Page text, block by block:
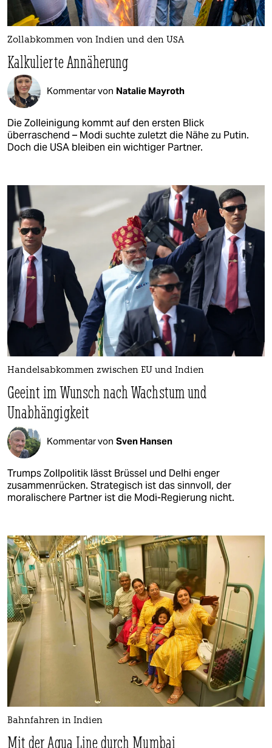
Zollabkommen von Indien und den USA
Kalkulierte Annäherung
Kommentar von Natalie Mayroth
Die Zolleinigung kommt auf den ersten Blick
überraschend – Modi suchte zuletzt die Nähe zu Putin.
Doch die USA bleiben ein wichtiger Partner.
Handelsabkommen zwischen EU und Indien
Geeint im Wunsch nach Wachstum und
Unabhängigkeit
Kommentar von Sven Hansen
Trumps Zollpolitik lässt Brüssel und Delhi enger
zusammenrücken. Strategisch ist das sinnvoll, der
moralischere Partner ist die Modi-Regierung nicht.
Bahnfahren in Indien
Mit der Aqua Line durch Mumbai